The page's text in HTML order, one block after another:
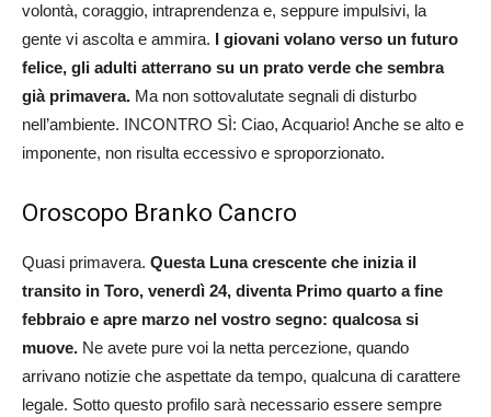
volontà, coraggio, intraprendenza e, seppure impulsivi, la
gente vi ascolta e ammira. I giovani volano verso un futuro
felice, gli adulti atterrano su un prato verde che sembra
già primavera. Ma non sottovalutate segnali di disturbo
nell’ambiente. INCONTRO SÌ: Ciao, Acquario! Anche se alto e
imponente, non risulta eccessivo e sproporzionato.
Oroscopo Branko Cancro
Quasi primavera. Questa Luna crescente che inizia il
transito in Toro, venerdì 24, diventa Primo quarto a fine
febbraio e apre marzo nel vostro segno: qualcosa si
muove. Ne avete pure voi la netta percezione, quando
arrivano notizie che aspettate da tempo, qualcuna di carattere
legale. Sotto questo profilo sarà necessario essere sempre